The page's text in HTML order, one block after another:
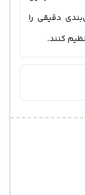
دقیقی را
کنند.